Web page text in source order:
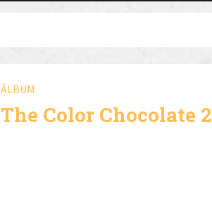
ÁLBUM
The Color Chocolate 2